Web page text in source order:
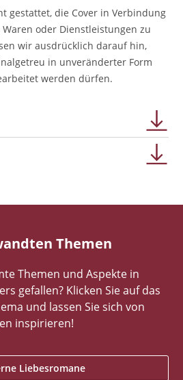
gestattet, die Cover in Verbindung
oder Dienstleistungen zu
wir ausdrücklich darauf hin,
in unveränderter Form
werden dürfen.
Themen
Themen und Aspekte in
gefallen? Klicken Sie auf das
und lassen Sie sich von
inspirieren!
Liebesromane